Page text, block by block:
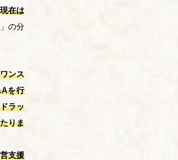
現在は
の分
ンス
を行
ラッ
りま
支援